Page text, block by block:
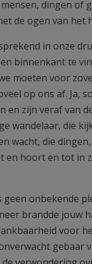
dingen of
de ogen van het
in onze
binnenkant te
moeten voor
op ons af. Ja,
en zijn veraf van
wandelaar, die
wacht, die
en hoort en tot in
geen onbekende
brandde jouw
voor
gebaar